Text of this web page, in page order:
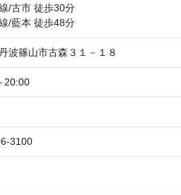
/古市 徒歩30分
/藍本 徒歩48分
波篠山市古森３１－１８
20:00
3100